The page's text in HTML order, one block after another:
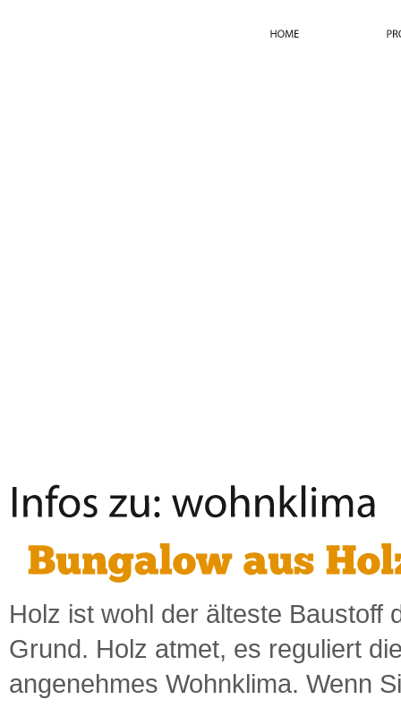
Holz ist wohl der älteste Baustoff
Grund. Holz atmet, es reguliert
angenehmes Wohnklima. Wenn